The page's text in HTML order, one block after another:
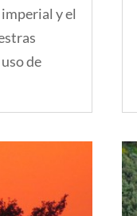
y el
de